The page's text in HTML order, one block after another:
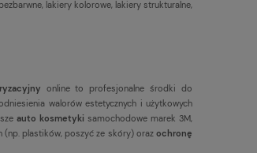
lakiery kolorowe, lakiery strukturalne,
online to profesjonalne środki do
walorów estetycznych i użytkowych
auto kosmetykisamochodowe marek 3M,
(np. plastików, poszyć ze skóry) orazochronę